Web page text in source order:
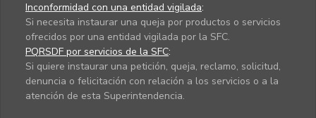
Inconformidad con una entidad vigilada:
Si necesita instaurar una queja por productos o servicios
ofrecidos por una entidad vigilada por la SFC.
PQRSDF por servicios de la SFC:
Si quiere instaurar una petición, queja, reclamo, solicitud,
denuncia o felicitación con relación a los servicios o a la
atención de esta Superintendencia.